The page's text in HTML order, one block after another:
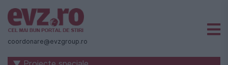
Știri
naționale
coordonare@evzgroup.ro